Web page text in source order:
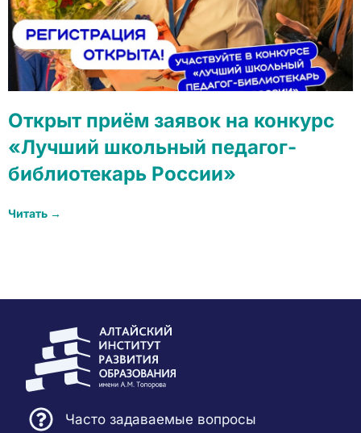
Открыт приём заявок на конкурс
«Лучший школьный педагог-
библиотекарь России»
Читать →
Часто задаваемые вопросы